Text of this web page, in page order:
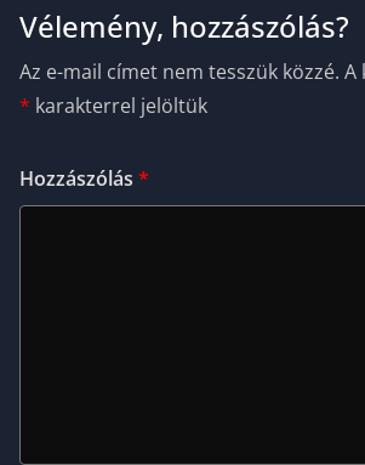
Vélemény, hozzászólás?
Az e-mail címet nem tesszük közzé. A
* karakterrel jelöltük
Hozzászólás *